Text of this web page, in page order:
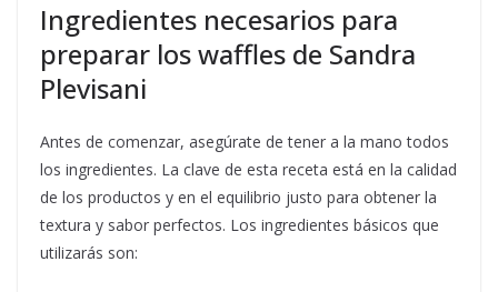
Ingredientes necesarios para
preparar los waffles de Sandra
Plevisani
Antes de comenzar, asegúrate de tener a la mano todos
los ingredientes. La clave de esta receta está en la calidad
de los productos y en el equilibrio justo para obtener la
textura y sabor perfectos. Los ingredientes básicos que
utilizarás son: